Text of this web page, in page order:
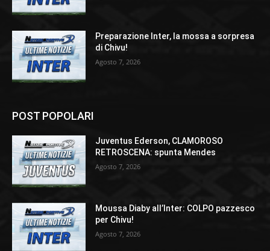
Preparazione Inter, la mossa a sorpresa
di Chivu!
Agosto 7, 2026
POST POPOLARI
Juventus Ederson, CLAMOROSO
RETROSCENA: spunta Mendes
Agosto 7, 2026
Moussa Diaby all’Inter: COLPO pazzesco
per Chivu!
Agosto 7, 2026